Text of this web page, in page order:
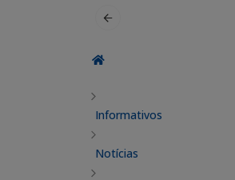
Informativos
Notícias